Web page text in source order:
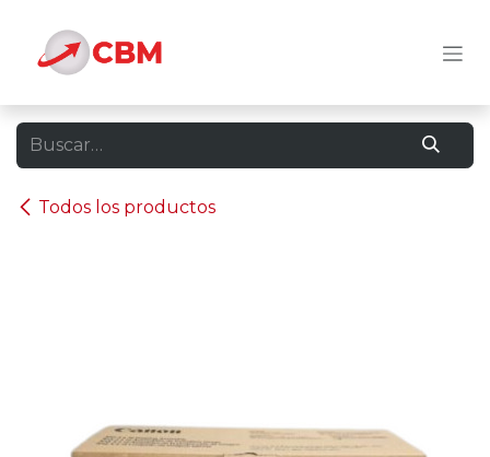
Todos los productos